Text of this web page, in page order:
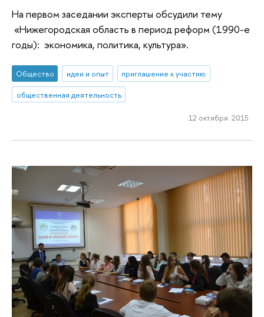
На первом заседании эксперты обсудили тему
«Нижегородская область в период реформ (1990-е
годы): экономика, политика, культура».
Общество идеи и опыт
приглашение к участию
общественная деятельность
12 октября 2015